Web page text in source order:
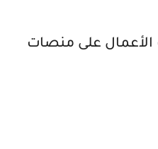
الأعمال على منصات